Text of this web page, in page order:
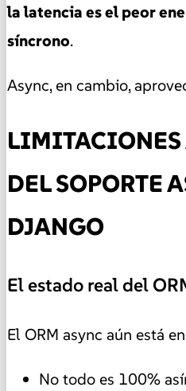
la latencia es el peor
síncrono.
Async, en cambio,
LIMITACIONES
DEL SOPORTE
DJANGO
El estado real del
El ORM async aún está
No todo es 100%